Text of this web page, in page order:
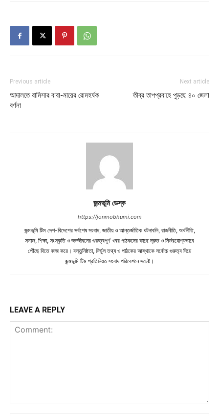
Previous article
আদালতে রামিসার বাবা-মায়ের রোমহর্ষক
বর্ণনা
Next article
তীব্র তাপপ্রবাহে পুড়ছে ৪০ জেলা
জন্মভূমি ডেস্ক
https://jonmobhumi.com
জন্মভূমি টিম দেশ-বিদেশের সর্বশেষ সংবাদ, জাতীয় ও আন্তর্জাতিক ঘটনাবলি, রাজনীতি, অর্থনীতি,
সমাজ, শিক্ষা, সংস্কৃতি ও জনজীবনের গুরুত্বপূর্ণ খবর পাঠকদের কাছে দ্রুত ও নির্ভরযোগ্যভাবে
পৌঁছে দিতে কাজ করে। বস্তুনিষ্ঠতা, নির্ভুল তথ্য ও পাঠকের আস্থাকে সর্বোচ্চ গুরুত্ব দিয়ে
জন্মভূমি টিম প্রতিনিয়ত সংবাদ পরিবেশনে সচেষ্ট।
LEAVE A REPLY